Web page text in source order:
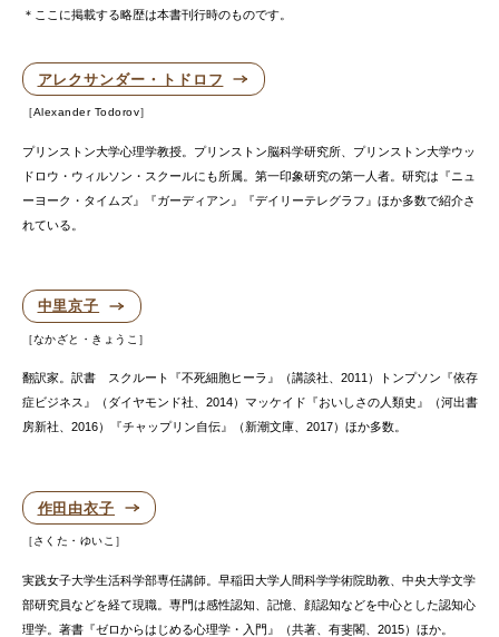
＊ここに掲載する略歴は本書刊行時のものです。
アレクサンダー・トドロフ
Alexander Todorov
プリンストン大学心理学教授。プリンストン脳科学研究所、プリンストン大学ウッ
ドロウ・ウィルソン・スクールにも所属。第一印象研究の第一人者。研究は『ニュ
ーヨーク・タイムズ』『ガーディアン』『デイリーテレグラフ』ほか多数で紹介さ
れている。
中里京子
なかざと・きょうこ
翻訳家。訳書 スクルート『不死細胞ヒーラ』（講談社、2011）トンプソン『依存
症ビジネス』（ダイヤモンド社、2014）マッケイド『おいしさの人類史』（河出書
房新社、2016）『チャップリン自伝』（新潮文庫、2017）ほか多数。
作田由衣子
さくた・ゆいこ
実践女子大学生活科学部専任講師。早稲田大学人間科学学術院助教、中央大学文学
部研究員などを経て現職。専門は感性認知、記憶、顔認知などを中心とした認知心
理学。著書『ゼロからはじめる心理学・入門』（共著、有斐閣、2015）ほか。